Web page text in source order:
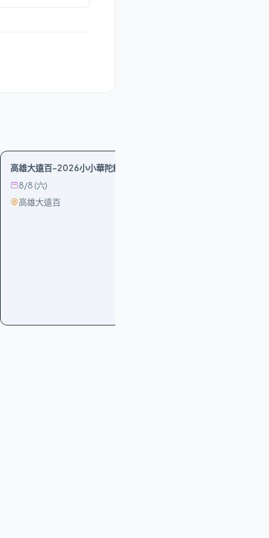
高雄大遠百-2026小小華陀體驗營
8/8 (六)
高雄大遠百